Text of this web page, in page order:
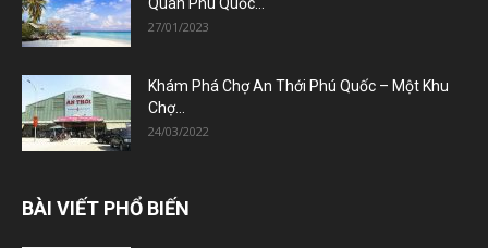
27/01/2023
Khám Phá Chợ An Thới Phú Quốc – Một Khu
Chợ...
24/03/2022
BÀI VIẾT PHỔ BIẾN